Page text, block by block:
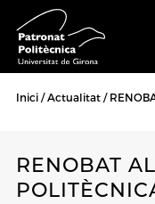
Inici Actualitat
RENOBAT